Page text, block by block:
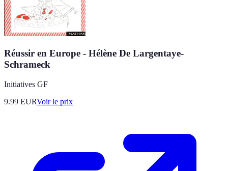
Réussir en Europe - Hélène De Largentaye-
Schrameck
Initiatives GF
9.99 EURVoir le prix